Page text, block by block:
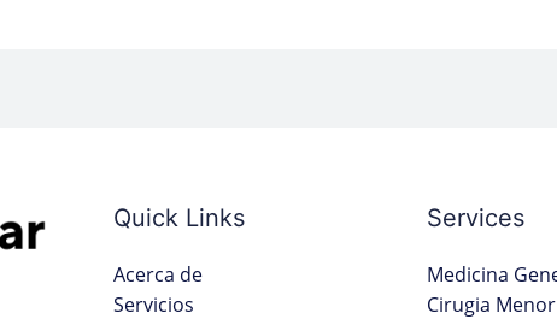
Quick Links
Acerca de
Servicios
Services
Medicina
Cirugia Menor